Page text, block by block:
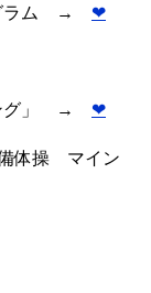
グラム → ❤︎
ング」 → ❤︎
体操 マイン